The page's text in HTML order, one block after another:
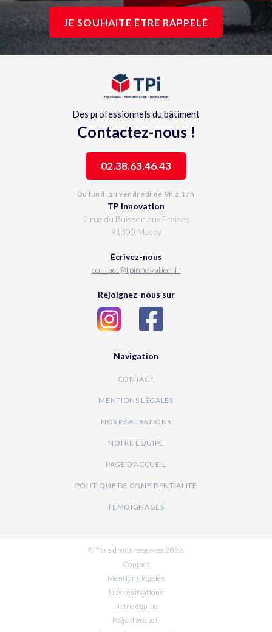
JE SOUHAITE ÊTRE RAPPELÉ
Des professionnels du bâtiment
Contactez-nous !
02.38.63.46.43
Du lundi au vendredi de 9h à 17h
TP Innovation
2 rue du Buisson aux Fraises
91300 Massy
Écrivez-nous
contact@tpinnovation.fr
Rejoignez-nous sur
Navigation
CONTACT
MENTIONS LÉGALES
NOS RÉALISATIONS
NOTRE ÉQUIPE
PAGE D’ACCUEIL
POLITIQUE DE CONFIDENTIALITÉ
TÉMOIGNAGES
© Tous droits réservés 2026
Contact
Mentions légales
Nos réalisations
Notre équipe
Page d’accueil